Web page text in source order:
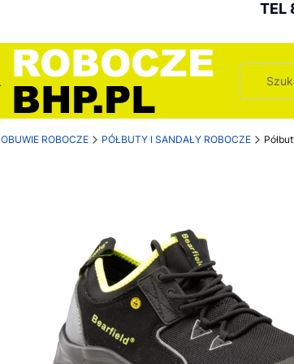
TEL
OBUWIE ROBOCZE PÓŁBUTY I SANDAŁY ROBOCZE